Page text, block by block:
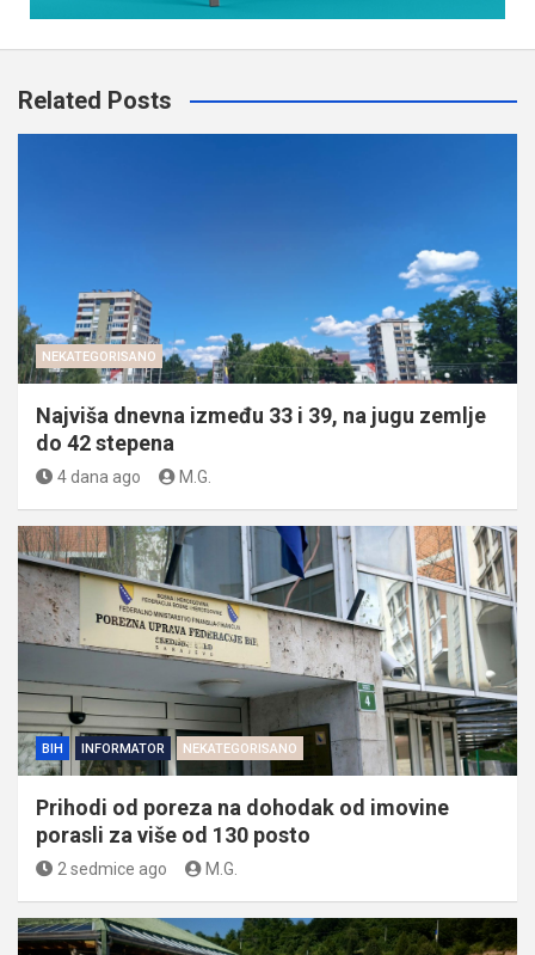
Related Posts
NEKATEGORISANO
Najviša dnevna između 33 i 39, na jugu zemlje
do 42 stepena
4 dana ago M.G.
BIH INFORMATOR NEKATEGORISANO
Prihodi od poreza na dohodak od imovine
porasli za više od 130 posto
2 sedmice ago M.G.